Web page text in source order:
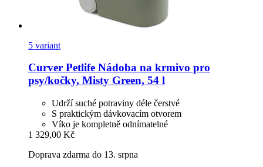
5 variant
Curver Petlife Nádoba na krmivo pro
psy/kočky, Misty Green, 54 l
Udrží suché potraviny déle čerstvé
S praktickým dávkovacím otvorem
Víko je kompletně odnímatelné
1 329,00 Kč
Doprava zdarma do 13. srpna